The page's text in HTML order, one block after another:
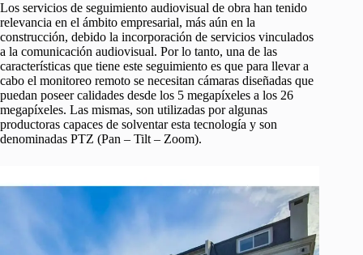
Los servicios de seguimiento audiovisual de obra han tenido
relevancia en el ámbito empresarial, más aún en la
construcción, debido la incorporación de servicios vinculados
a la comunicación audiovisual. Por lo tanto, una de las
características que tiene este seguimiento es que para llevar a
cabo el monitoreo remoto se necesitan cámaras diseñadas que
puedan poseer calidades desde los 5 megapíxeles a los 26
megapíxeles. Las mismas, son utilizadas por algunas
productoras capaces de solventar esta tecnología y son
denominadas PTZ (Pan – Tilt – Zoom).